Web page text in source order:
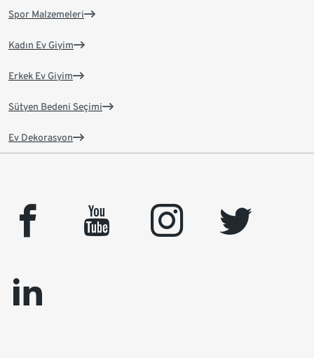
Spor Malzemeleri
Kadın Ev Giyim
Erkek Ev Giyim
Sütyen Bedeni Seçimi
Ev Dekorasyon
facebook youtube instagram
twitter
linkedin